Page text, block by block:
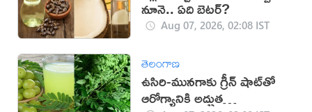
నూనె.. ఏది బెటర్?
Aug 07, 2026, 02:08 IST
తెలంగాణ
ఉసిరి-మునగాకు గ్రీన్ షాట్‌తో
ఆరోగ్యానికి అద్భుత